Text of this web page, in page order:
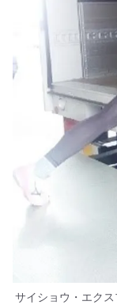
サイショウ・エク